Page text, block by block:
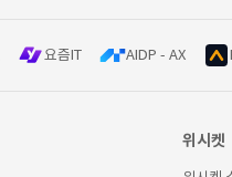
요즘IT AIDP - AX
위시켓